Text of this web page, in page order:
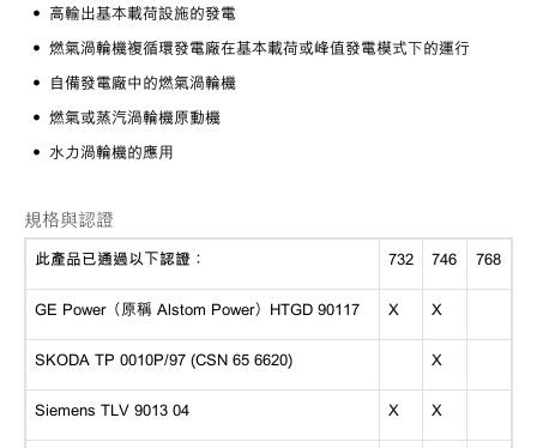
• 高輸出基本載荷設施的發電
• 燃氣渦輪機複循環發電廠在基本載荷或峰值發電模式下的運行
• 自備發電廠中的燃氣渦輪機
• 燃氣或蒸汽渦輪機原動機
• 水力渦輪機的應用
規格與認證
此產品已通過以下認證： 732 746 768
GE Power（原稱 Alstom Power）HTGD 90117 X X
SKODA TP 0010P/97 (CSN 65 6620) X
Siemens TLV 9013 04 X X